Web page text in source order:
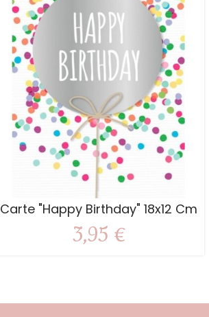
Carte "Happy Birthday" 18x12 Cm
3,95 €